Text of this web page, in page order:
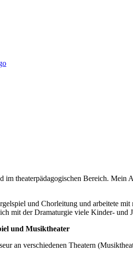
im theaterpädagogischen Bereich.
und Chorleitung und arbeitete
mit der Dramaturgie viele Kinder-
und Musiktheater
an verschiedenen Theatern